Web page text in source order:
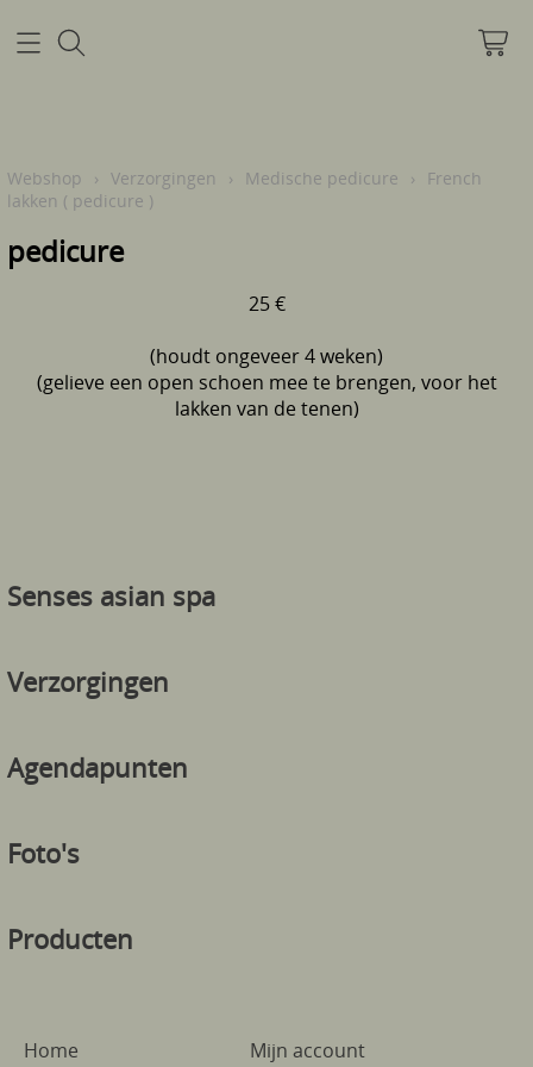
Home
Pre infectie info
Info
Contact
Senses asian spa
Verzorgingen
Agendapunten
Foto's
Producten
Webshop › Verzorgingen › Medische pedicure ›
French
lakken ( pedicure )
pedicure
25 €
(houdt ongeveer 4 weken)
(gelieve een open schoen mee te brengen, voor het
lakken van de tenen)
Home Mijn account